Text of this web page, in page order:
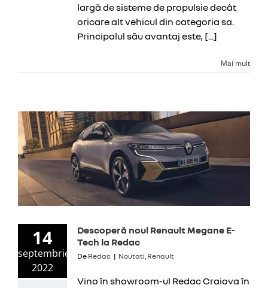
largă de sisteme de propulsie decât
oricare alt vehicul din categoria sa.
Principalul său avantaj este, [...]
Mai mult
14
septembrie
2022
Descoperă noul Renault Megane E-
Tech la Redac
De Redac | Noutati, Renault
Vino în showroom-ul Redac Craiova în